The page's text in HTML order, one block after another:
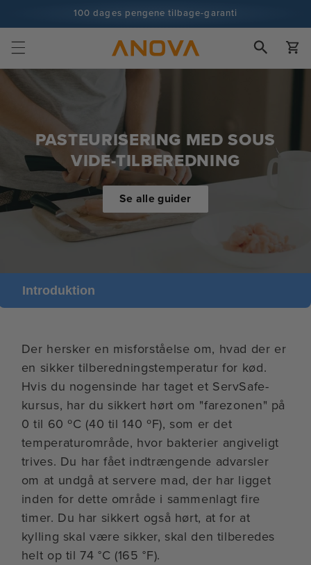
100 dages pengene tilbage-garanti
100+ millioner kokke og stadig flere
Vogn
PASTEURISERING MED SOUS
VIDE-TILBEREDNING
Se alle guider
Introduktion
Der hersker en misforståelse om, hvad der er
en sikker tilberedningstemperatur for kød.
Hvis du nogensinde har taget et ServSafe-
kursus, har du sikkert hørt om "farezonen" på
0 til 60 ºC (40 til 140 ºF), som er det
temperaturområde, hvor bakterier angiveligt
trives. Du har fået indtrængende advarsler
om at undgå at servere mad, der har ligget
inden for dette område i sammenlagt fire
timer. Du har sikkert også hørt, at for at
kylling skal være sikker, skal den tilberedes
helt op til 74 °C (165 °F).